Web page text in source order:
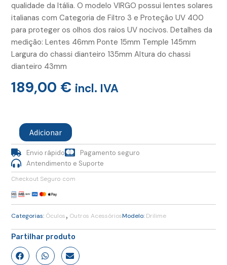
qualidade da Itália. O modelo VIRGO possui lentes solares
italianas com Categoria de Filtro 3 e Proteção UV 400
para proteger os olhos dos raios UV nocivos. Detalhes da
medição: Lentes 46mm Ponte 15mm Temple 145mm
Largura do chassi dianteiro 135mm Altura do chassi
dianteiro 43mm
189,00 € incl. IVA
Oculos
Drilime
Camel
Adicionar
Envio rápido
Pagamento seguro
Antendimento e Suporte
Checkout Seguro com
Categorias: Óculos, Outros AcessóriosModelo: Drilime
Partilhar produto